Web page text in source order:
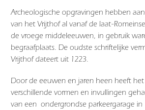
Archeologische opgravingen hebben
van het Vrijthof al vanaf de laat-
de vroege middeleeuwen, in gebruik
begraafplaats. De oudste schriftelijke
Vrijthof dateert uit 1223.
Door de eeuwen en jaren heen heeft
verschillende vormen en invullingen
van een ondergrondse parkeergarage in